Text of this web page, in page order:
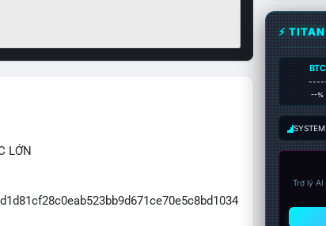
LỚN
⚡
BTC
--%
Trợ lý